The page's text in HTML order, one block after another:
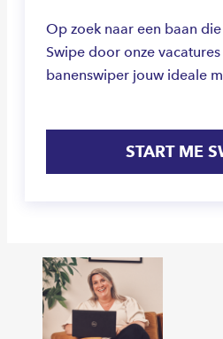
Op zoek naar een baan
Swipe door onze
banenswiper jouw ideale
START ME